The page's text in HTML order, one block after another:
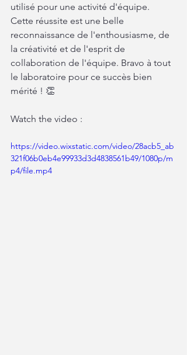
utilisé pour une activité d'équipe.
Cette réussite est une belle
reconnaissance de l'enthousiasme, de
la créativité et de l'esprit de
collaboration de l'équipe. Bravo à tout
le laboratoire pour ce succès bien
mérité ! 👏
Watch the video :
https://video.wixstatic.com/video/28acb5_ab
321f06b0eb4e99933d3d4838561b49/1080p/m
p4/file.mp4